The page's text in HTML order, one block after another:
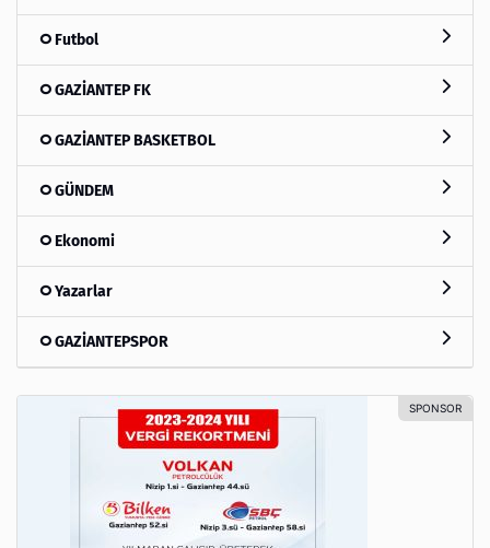
Futbol
GAZİANTEP FK
GAZİANTEP BASKETBOL
GÜNDEM
Ekonomi
Yazarlar
GAZİANTEPSPOR